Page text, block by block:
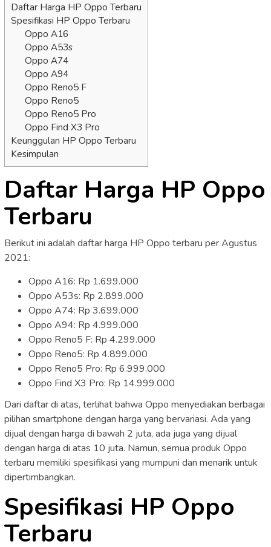
Daftar Harga HP Oppo Terbaru
Spesifikasi HP Oppo Terbaru
Oppo A16
Oppo A53s
Oppo A74
Oppo A94
Oppo Reno5 F
Oppo Reno5
Oppo Reno5 Pro
Oppo Find X3 Pro
Keunggulan HP Oppo Terbaru
Kesimpulan
Daftar Harga HP Oppo
Terbaru
Berikut ini adalah daftar harga HP Oppo terbaru per Agustus
2021:
Oppo A16: Rp 1.699.000
Oppo A53s: Rp 2.899.000
Oppo A74: Rp 3.699.000
Oppo A94: Rp 4.999.000
Oppo Reno5 F: Rp 4.299.000
Oppo Reno5: Rp 4.899.000
Oppo Reno5 Pro: Rp 6.999.000
Oppo Find X3 Pro: Rp 14.999.000
Dari daftar di atas, terlihat bahwa Oppo menyediakan berbagai
pilihan smartphone dengan harga yang bervariasi. Ada yang
dijual dengan harga di bawah 2 juta, ada juga yang dijual
dengan harga di atas 10 juta. Namun, semua produk Oppo
terbaru memiliki spesifikasi yang mumpuni dan menarik untuk
dipertimbangkan.
Spesifikasi HP Oppo
Terbaru